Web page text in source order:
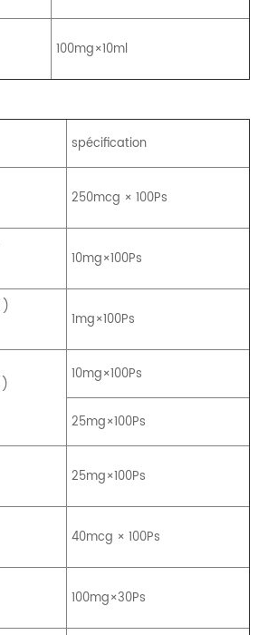
100mg×10ml
spécification
250mcg × 100Ps
10mg×100Ps
)
1mg×100Ps
)
10mg×100Ps
25mg×100Ps
25mg×100Ps
40mcg × 100Ps
100mg×30Ps